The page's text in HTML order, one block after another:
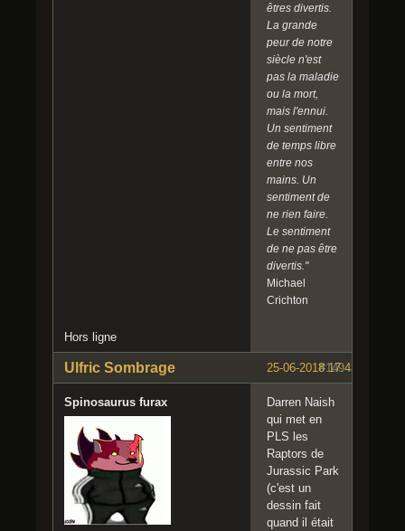
êtres divertis.
La grande
peur de notre
siècle n'est
pas la maladie
ou la mort,
mais l'ennui.
Un sentiment
de temps libre
entre nos
mains. Un
sentiment de
ne rien faire.
Le sentiment
de ne pas être
divertis."
Michael
Crichton
Hors ligne
#149
25-06-2018 17:43:51
Ulfric Sombrage
Spinosaurus furax
Darren Naish
qui met en
PLS les
Raptors de
Jurassic Park
(c'est un
dessin fait
quand il était